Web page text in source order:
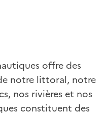
offre des
notre littoral, notre
nos rivières et nos
constituent des